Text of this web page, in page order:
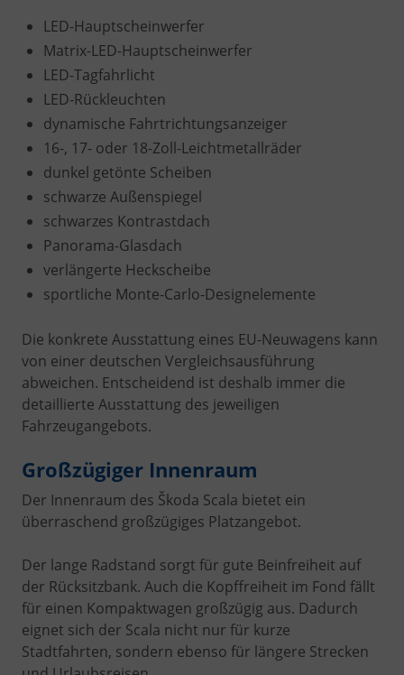
LED-Hauptscheinwerfer
Matrix-LED-Hauptscheinwerfer
LED-Tagfahrlicht
LED-Rückleuchten
dynamische Fahrtrichtungsanzeiger
16-, 17- oder 18-Zoll-Leichtmetallräder
dunkel getönte Scheiben
schwarze Außenspiegel
schwarzes Kontrastdach
Panorama-Glasdach
verlängerte Heckscheibe
sportliche Monte-Carlo-Designelemente
Die konkrete Ausstattung eines EU-Neuwagens kann
von einer deutschen Vergleichsausführung
abweichen. Entscheidend ist deshalb immer die
detaillierte Ausstattung des jeweiligen
Fahrzeugangebots.
Großzügiger Innenraum
Der Innenraum des Škoda Scala bietet ein
überraschend großzügiges Platzangebot.
Der lange Radstand sorgt für gute Beinfreiheit auf
der Rücksitzbank. Auch die Kopffreiheit im Fond fällt
für einen Kompaktwagen großzügig aus. Dadurch
eignet sich der Scala nicht nur für kurze
Stadtfahrten, sondern ebenso für längere Strecken